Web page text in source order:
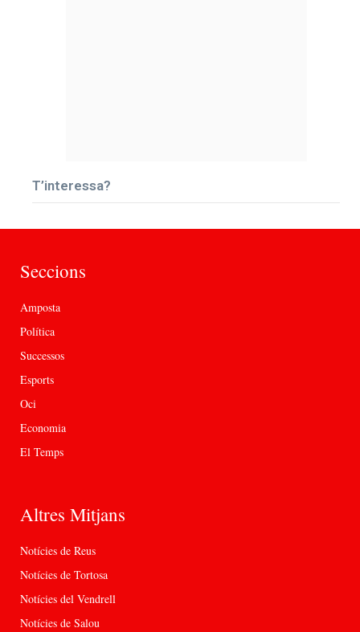
T’interessa?
Seccions
Amposta
Política
Successos
Esports
Oci
Economia
El Temps
Altres Mitjans
Notícies de Reus
Notícies de Tortosa
Notícies del Vendrell
Notícies de Salou